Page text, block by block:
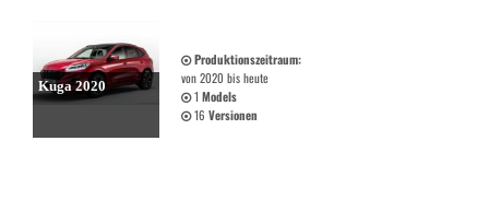
Kuga 2020
Produktionszeitraum:
von 2020 bis heute
1 Models
16 Versionen